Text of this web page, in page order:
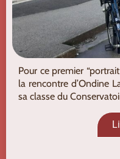
Pour ce premier
la rencontre d’Ondine
sa classe du